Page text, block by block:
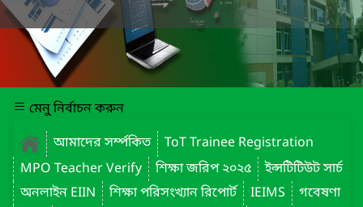
মেনু নির্বাচন করুন
আমাদের সর্ম্পকিত
ToT Trainee Registration
MPO Teacher Verify
শিক্ষা জরিপ ২০২৫
ইন্সটিটিউট সার্চ
অনলাইন EIIN
শিক্ষা পরিসংখ্যান রিপোর্ট IEIMS
গবেষণা